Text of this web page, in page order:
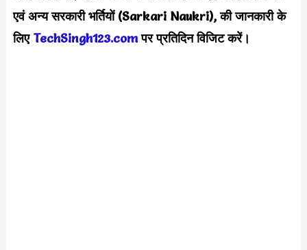
एवं अन्य सरकारी भर्तियों (Sarkari Naukri), की जानकारी के
लिए TechSingh123.comपर प्रतिदिन विजिट करें।